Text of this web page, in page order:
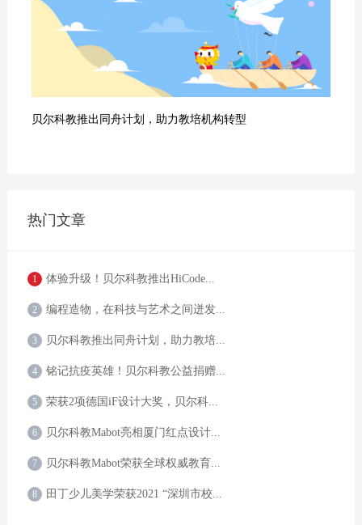
贝尔科教推出同舟计划，助力教培机构转型
热门文章
1 体验升级！贝尔科教推出HiCode...
2 编程造物，在科技与艺术之间迸发...
3 贝尔科教推出同舟计划，助力教培...
4 铭记抗疫英雄！贝尔科教公益捐赠...
5 荣获2项德国iF设计大奖，贝尔科...
6 贝尔科教Mabot亮相厦门红点设计...
7 贝尔科教Mabot荣获全球权威教育...
8 田丁少儿美学荣获2021 “深圳市校...